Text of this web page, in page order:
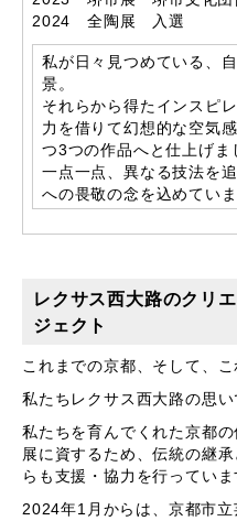
2024 全陶展 入選
私が日々見つめている、
景。
それらから得たインスピ
力を借りて幻想的な空気
つ3つの作品へと仕上げま
一点一点、異なる技法を
への畏敬の念を込めていま
レクサス西大路のクリ
ジェクト
これまでの京都、そして、
私たちレクサス西大路の思い
私たちを育んでくれた京都
展に資するため、伝統の継
らも支援・協力を行っていま
2024年1月からは、京都市